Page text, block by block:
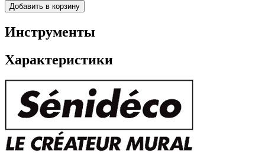
Добавить в корзину
Инструменты
Характеристики